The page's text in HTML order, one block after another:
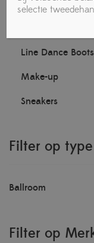
Dancewear
Line Dance Boots
Make-up
Sneakers
Filter op
Ballroom
Filter op
selectie